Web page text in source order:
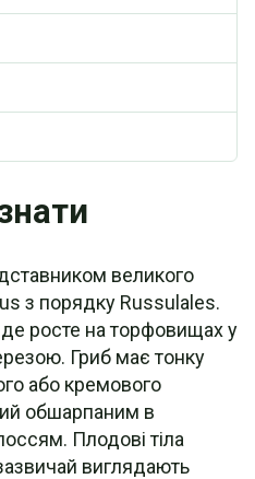
великого
з порядку Russulales.
де росте на торфовищах у
Гриб має тонку
або кремового
обшарпаним в
Плодові тіла
виглядають